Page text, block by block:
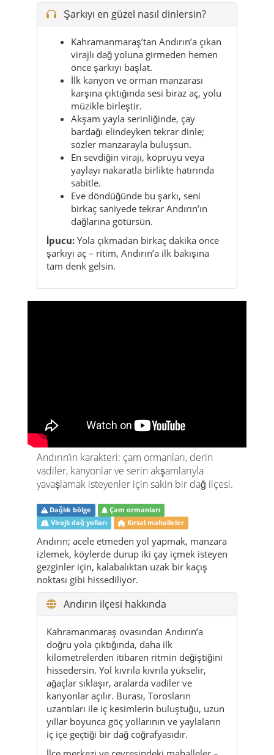
Şarkıyı en güzel nasıl dinlersin?
Kahramanmaraş’tan Andırın’a çıkan
virajlı dağ yoluna girmeden hemen
önce şarkıyı başlat.
İlk kanyon ve orman manzarası
karşına çıktığında sesi biraz aç, yolu
müzikle birleştir.
Akşam yayla serinliğinde, çay
bardağı elindeyken tekrar dinle;
sözler manzarayla buluşsun.
En sevdiğin virajı, köprüyü veya
yaylayı nakaratla birlikte hatırında
sabitle.
Eve döndüğünde bu şarkı, seni
birkaç saniyede tekrar Andırın’ın
dağlarına götürsün.
İpucu: Yola çıkmadan birkaç dakika önce
şarkıyı aç – ritim, Andırın’a ilk bakışına
tam denk gelsin.
Andırın’ın karakteri: çam ormanları, derin
vadiler, kanyonlar ve serin akşamlarıyla
yavaşlamak isteyenler için sakin bir dağ ilçesi.
Dağlık bölge
Çam ormanları
Virajlı dağ yolları
Kırsal mahalleler
Andırın; acele etmeden yol yapmak, manzara
izlemek, köylerde durup iki çay içmek isteyen
gezginler için, kalabalıktan uzak bir kaçış
noktası gibi hissediliyor.
Andırın ilçesi hakkında
Kahramanmaraş ovasından Andırın’a
doğru yola çıktığında, daha ilk
kilometrelerden itibaren ritmin değiştiğini
hissedersin. Yol kıvrıla kıvrıla yükselir,
ağaçlar sıklaşır, aralarda vadiler ve
kanyonlar açılır. Burası, Torosların
uzantıları ile iç kesimlerin buluştuğu, uzun
yıllar boyunca göç yollarının ve yaylaların
iç içe geçtiği bir dağ coğrafyasıdır.